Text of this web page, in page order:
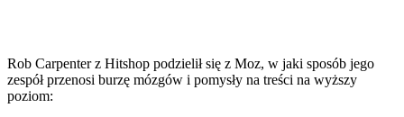
Rob Carpenter z Hitshop podzielił się z Moz, w jaki sposób jego
zespół przenosi burzę mózgów i pomysły na treści na wyższy
poziom: